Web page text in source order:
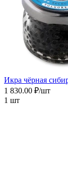
Икра чёрная
1 830.00 ₽/шт
1 шт